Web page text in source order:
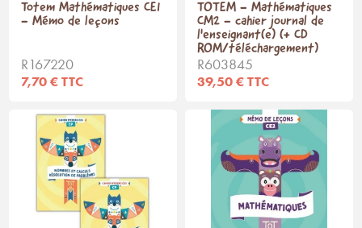
Totem Mathématiques CE1
- Mémo de leçons
R167220
7,70 € TTC
TOTEM - Mathématiques
CM2 - cahier journal de
l'enseignant(e) (+ CD
ROM/téléchargement)
R603845
39,50 € TTC